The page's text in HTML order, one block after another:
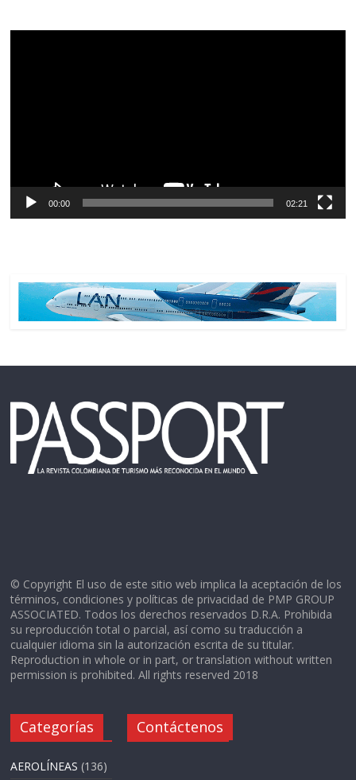
00:00 02:21
© Copyright El uso de este sitio web implica la aceptación de los
términos, condiciones y políticas de privacidad de PMP GROUP
ASSOCIATED. Todos los derechos reservados D.R.A. Prohibida
su reproducción total o parcial, así como su traducción a
cualquier idioma sin la autorización escrita de su titular.
Reproduction in whole or in part, or translation without written
permission is prohibited. All rights reserved 2018
Categorías
AEROLÍNEAS (136)
Contáctenos